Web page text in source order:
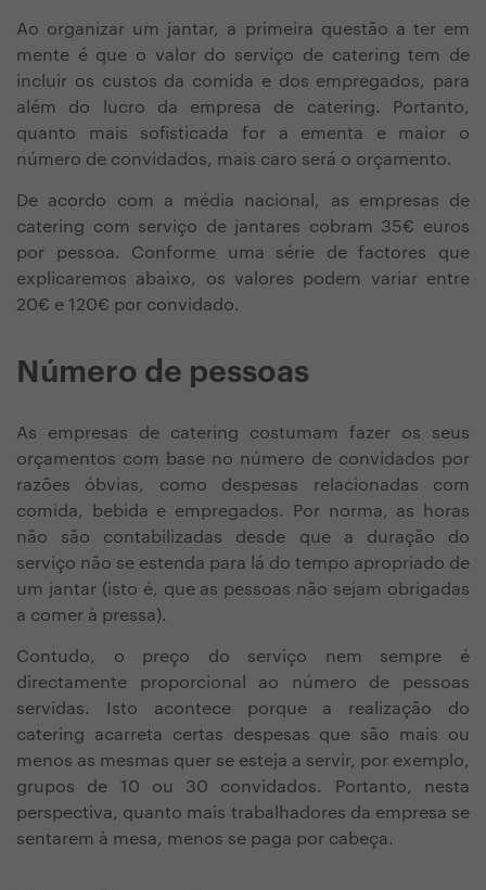
Ao organizar um jantar, a primeira questão a ter em
mente é que o valor do serviço de catering tem de
incluir os custos da comida e dos empregados, para
além do lucro da empresa de catering. Portanto,
quanto mais sofisticada for a ementa e maior o
número de convidados, mais caro será o orçamento.
De acordo com a média nacional, as empresas de
catering com serviço de jantares cobram 35€ euros
por pessoa. Conforme uma série de factores que
explicaremos abaixo, os valores podem variar entre
20€ e 120€ por convidado.
Número de pessoas
As empresas de catering costumam fazer os seus
orçamentos com base no número de convidados por
razões óbvias, como despesas relacionadas com
comida, bebida e empregados. Por norma, as horas
não são contabilizadas desde que a duração do
serviço não se estenda para lá do tempo apropriado de
um jantar (isto é, que as pessoas não sejam obrigadas
a comer à pressa).
Contudo, o preço do serviço nem sempre é
directamente proporcional ao número de pessoas
servidas. Isto acontece porque a realização do
catering acarreta certas despesas que são mais ou
menos as mesmas quer se esteja a servir, por exemplo,
grupos de 10 ou 30 convidados. Portanto, nesta
perspectiva, quanto mais trabalhadores da empresa se
sentarem à mesa, menos se paga por cabeça.